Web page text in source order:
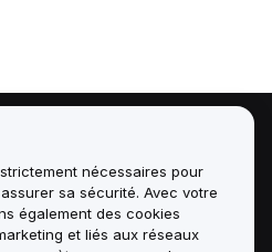
nécessaires pour
sa sécurité. Avec votre
également des cookies
et liés aux réseaux